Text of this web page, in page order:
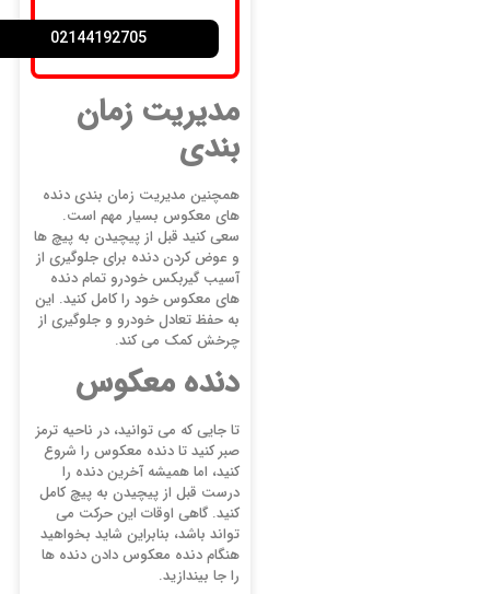
02144192705
مدیریت زمان
بندی
همچنین مدیریت زمان بندی دنده
های معکوس بسیار مهم است.
سعی کنید قبل از پیچیدن به پیچ ها
و عوض کردن دنده برای جلوگیری از
آسیب گیربکس خودرو تمام دنده
های معکوس خود را کامل کنید. این
به حفظ تعادل خودرو و جلوگیری از
چرخش کمک می کند.
دنده معکوس
تا جایی که می توانید، در ناحیه ترمز
صبر کنید تا دنده معکوس را شروع
کنید، اما همیشه آخرین دنده را
درست قبل از پیچیدن به پیچ کامل
کنید. گاهی اوقات این حرکت می
تواند باشد، بنابراین شاید بخواهید
هنگام دنده معکوس دادن دنده ها
را جا بیندازید.